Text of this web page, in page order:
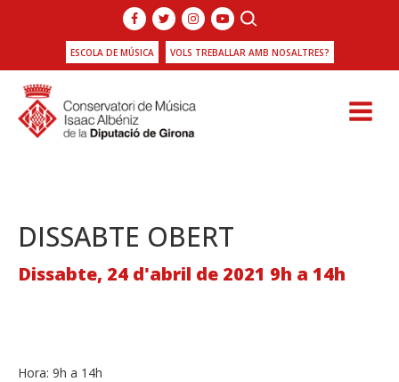
ESCOLA DE MÚSICA VOLS TREBALLAR AMB NOSALTRES?
DISSABTE OBERT
Dissabte, 24 d'abril de 2021 9h a 14h
Hora: 9h a 14h